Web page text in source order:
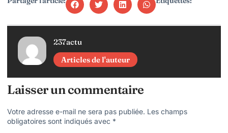
237actu
Articles de l'auteur
Laisser un commentaire
Votre adresse e-mail ne sera pas publiée. Les champs
obligatoires sont indiqués avec *